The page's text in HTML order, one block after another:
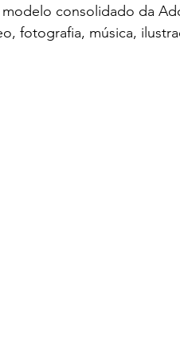
consolidado da
fotografia, música,